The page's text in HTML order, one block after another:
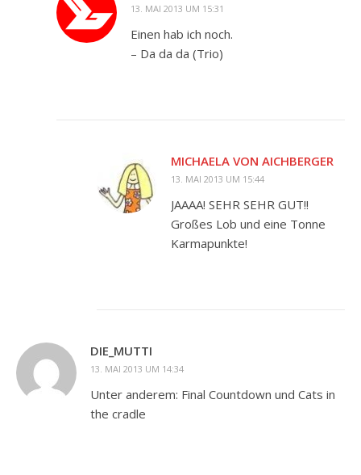
13. MAI 2013 UM 15:31
Einen hab ich noch.
– Da da da (Trio)
MICHAELA VON AICHBERGER
13. MAI 2013 UM 15:44
JAAAA! SEHR SEHR GUT!!
Großes Lob und eine Tonne
Karmapunkte!
DIE_MUTTI
13. MAI 2013 UM 14:34
Unter anderem: Final Countdown und Cats in
the cradle